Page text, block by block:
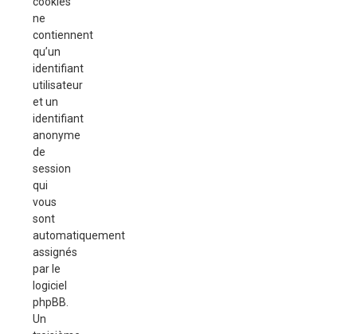
ne
contiennent
qu’un
identifiant
utilisateur
et un
identifiant
anonyme
de
session
qui
vous
sont
automatiquement
assignés
par le
logiciel
phpBB.
Un